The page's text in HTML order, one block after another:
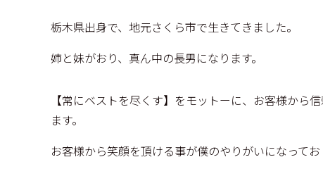
栃木県出身で、地元さくら市で生きてきました。
姉と妹がおり、真ん中の長男になります。
【常にベストを尽くす】をモットーに、お客様から
ます。
お客様から笑顔を頂ける事が僕のやりがいになってお